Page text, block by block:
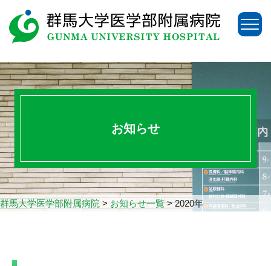
お知らせ
群馬大学医学部附属病院> お知らせ一覧>2020年